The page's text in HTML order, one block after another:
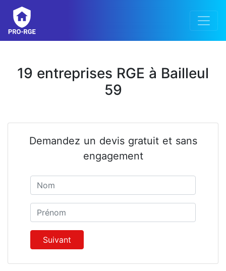
19 entreprises RGE à Bailleul
59
Demandez un devis gratuit et sans
engagement
Prénom
Suivant